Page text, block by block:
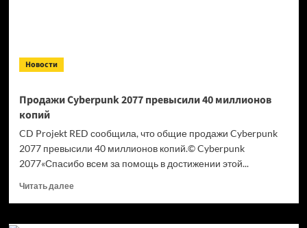
Новости
Продажи Cyberpunk 2077 превысили 40 миллионов
копий
CD Projekt RED сообщила, что общие продажи Cyberpunk
2077 превысили 40 миллионов копий.© Cyberpunk
2077«Спасибо всем за помощь в достижении этой...
Читать далееПрочитать
Продажи